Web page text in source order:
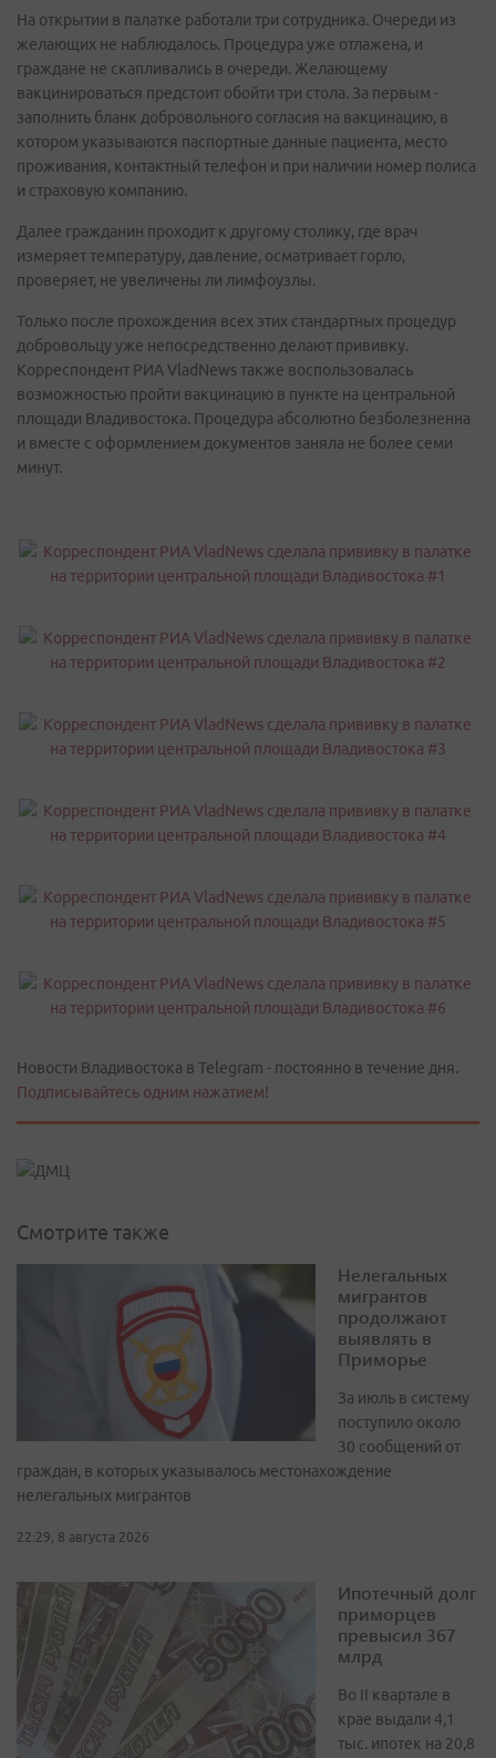
На открытии в палатке работали три сотрудника. Очереди из
желающих не наблюдалось. Процедура уже отлажена, и
граждане не скапливались в очереди. Желающему
вакцинироваться предстоит обойти три стола. За первым -
заполнить бланк добровольного согласия на вакцинацию, в
котором указываются паспортные данные пациента, место
проживания, контактный телефон и при наличии номер полиса
и страховую компанию.
Далее гражданин проходит к другому столику, где врач
измеряет температуру, давление, осматривает горло,
проверяет, не увеличены ли лимфоузлы.
Только после прохождения всех этих стандартных процедур
добровольцу уже непосредственно делают прививку.
Корреспондент РИА VladNews также воспользовалась
возможностью пройти вакцинацию в пункте на центральной
площади Владивостока. Процедура абсолютно безболезненна
и вместе с оформлением документов заняла не более семи
минут.
Новости Владивостока в Telegram - постоянно в течение дня.
Подписывайтесь одним нажатием!
Смотрите также
Нелегальных
мигрантов
продолжают
выявлять в
Приморье
За июль в систему
поступило около
30 сообщений от
граждан, в которых указывалось местонахождение
нелегальных мигрантов
22:29, 8 августа 2026
Ипотечный долг
приморцев
превысил 367
млрд
Во II квартале в
крае выдали 4,1
тыс. ипотек на 20,8